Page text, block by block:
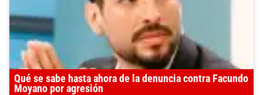
Qué se sabe hasta ahora de la denuncia contra Facundo
Moyano por agresión